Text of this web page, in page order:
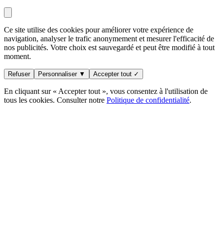
Ce site utilise des cookies pour améliorer votre expérience de
navigation, analyser le trafic anonymement et mesurer l'efficacité de
nos publicités. Votre choix est sauvegardé et peut être modifié à tout
moment.
Refuser Personnaliser ▼ Accepter tout ✓
En cliquant sur « Accepter tout », vous consentez à l'utilisation de
tous les cookies. Consulter notre Politique de confidentialité.